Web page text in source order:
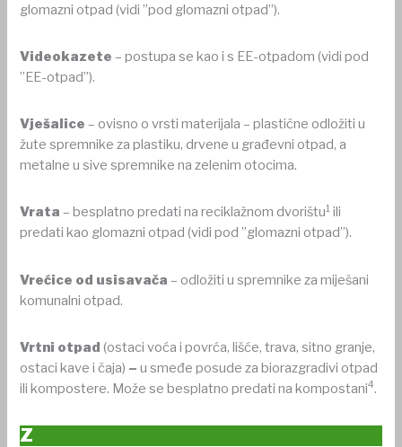
glomazni otpad (vidi ”pod glomazni otpad”).
Videokazete– postupa se kao i s EE-otpadom (vidi pod
”EE-otpad”).
Vješalice – ovisno o vrsti materijala – plastične odložiti u
žute spremnike za plastiku, drvene u građevni otpad, a
metalne u sive spremnike na zelenim otocima.
Vrata – besplatno predati na reciklažnom dvorištu1 ili
predati kao glomazni otpad (vidi pod ”glomazni otpad”).
Vrećice od usisavača – odložiti u spremnike za miješani
komunalni otpad.
Vrtni otpad (ostaci voća i povrća, lišće, trava, sitno granje,
ostaci kave i čaja) –u smeđe posude za biorazgradivi otpad
ili kompostere. Može se besplatno predati na kompostani4.
Z